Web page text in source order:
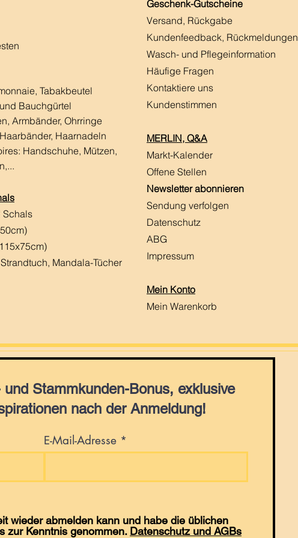
Tabakbeutel
Bauchgürtel
Armbänder, Ohrringe
Haarbänder, Haarnadeln
Handschuhe, Mützen,
Schals
Mandala-Tücher
Geschenk-Gutscheine
Versand, Rückgabe
Kundenfeedback, Rückmeldungen
Wasch- und Pflegeinformation
Häufige Fragen
Kontaktiere uns
Kundenstimmen
MERLIN, Q&A
Markt-Kalender
Offene Stellen
Newsletter abonnieren
Sendung verfolgen
Datenschutz
ABG
Impressum
Mein Konto
Mein Warenkorb
Stammkunden-Bonus, exklusive
nach der Anmeldung!
E-Mail-Adresse
wieder abmelden kann und habe die üblichen
zur Kenntnis genommen. Datenschutz und AGBs